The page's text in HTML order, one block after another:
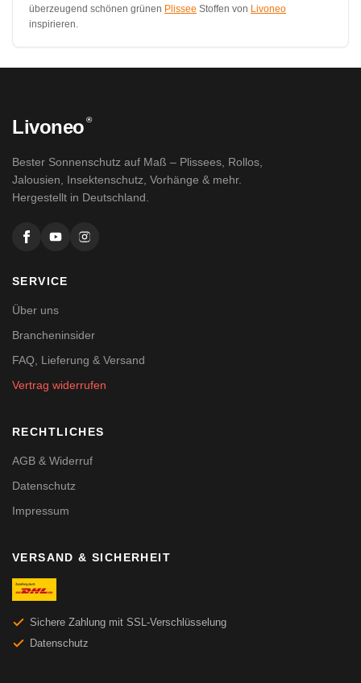
überzeugend schönen grünen Plissee Stoffen von Livoneo
inspirieren.
Livoneo ®
Bester Sonnenschutz auf Maß – Plissees, Rollos,
Jalousien, Insektenschutz, Vorhänge & mehr.
Hergestellt in Deutschland.
SERVICE
Über uns
Brancheninsider
FAQ, Lieferung & Versand
Vertrag widerrufen
RECHTLICHES
AGB & Widerruf
Datenschutz
Impressum
VERSAND & SICHERHEIT
Sichere Zahlung mit SSL-Verschlüsselung
Datenschutz